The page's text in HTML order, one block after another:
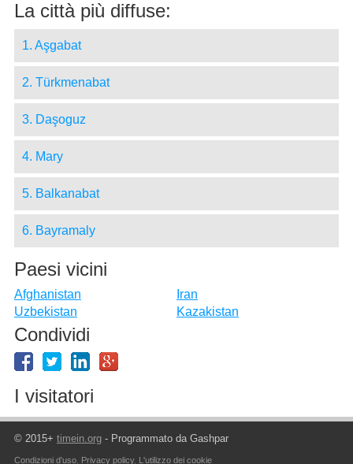
La città più diffuse:
1. Aşgabat
2. Türkmenabat
3. Daşoguz
4. Mary
5. Balkanabat
6. Bayramaly
Paesi vicini
Afghanistan
Iran
Uzbekistan
Kazakistan
Condividi
I visitatori
© 2015+ timein.org- Programmato da Gashpar
Condizioni d'uso, Privacy policy, L'utilizzo dei cookie